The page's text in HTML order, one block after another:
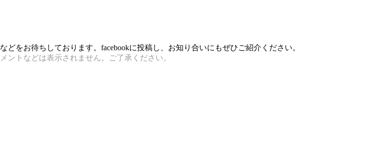
をお待ちしております。facebookに投稿し、お知り合いにもぜひご紹介ください。
トなどは表示されません。ご了承ください。